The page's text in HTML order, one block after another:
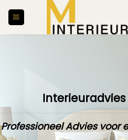
Professioneel Advies voor